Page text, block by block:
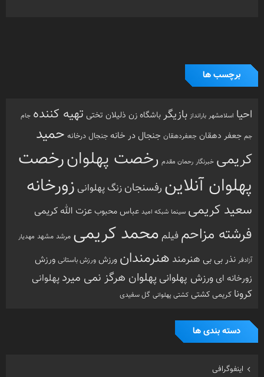
برچسب ها
احیا اسلامشهر بارانداز بازیگرباشگاه زن ذلیلان تختی تهیه کننده جام
جم جعفر دهقان جعفردهقان جنجال در خانه جنجال درخانه حمید
کریمی خبرنگار رحمان مقدم رخصت پهلوانرخصت
پهلوان آنلاین رفسنجان زنگ پهلوانی زورخانه
سعید کریمی سینما شبکه امید عباس محبوبعزت الله کریمی
فرشته مزاحمفیلم محمد کریمی مرشد مشهد مهدیار
آزادفر نذر بی بی هنرمند هنرمندان ورزش ورزش باستانی ورزش
زورخانه ای ورزش پهلوانی پهلوان هرگز نمی میرد پهلوانی
کرونا کریمی کشتی کشتی پهلوانی گل سفیدی
دسته بندی ها
اینفوگرافی